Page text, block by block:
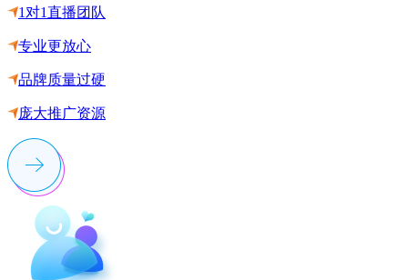
1对1直播团队
专业更放心
品牌质量过硬
庞大推广资源